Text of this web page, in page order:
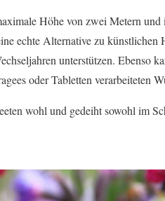
Höhe von zwei Metern
echte Alternative zu
unterstützen. Ebenso
oder Tabletten verarbeiteten
wohl und gedeiht sowohl im